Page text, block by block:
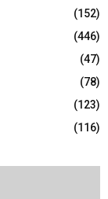
(152)
(446)
(47)
(78)
(123)
(116)